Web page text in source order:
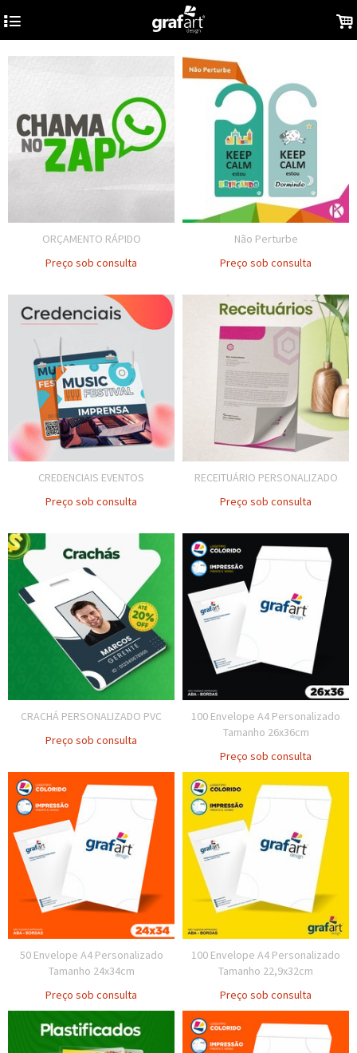
4 .
ORÇAMENTO RÁPIDO
Preço sob consulta
Não Perturbe
Preço sob consulta
CREDENCIAIS EVENTOS
Preço sob consulta
RECEITUÁRIO PERSONALIZADO
Preço sob consulta
CRACHÁ PERSONALIZADO PVC
Preço sob consulta
100 Envelope A4 Personalizado
Tamanho 26x36cm
Preço sob consulta
50 Envelope A4 Personalizado
Tamanho 24x34cm
Preço sob consulta
100 Envelope A4 Personalizado
Tamanho 22,9x32cm
Preço sob consulta